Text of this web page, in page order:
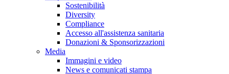
Sostenibilità
Diversity
Compliance
Accesso all'assistenza sanitaria
Donazioni & Sponsorizzazioni
Media
Immagini e video
News e comunicati stampa